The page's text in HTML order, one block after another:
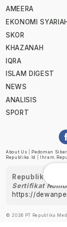
AMEERA
EKONOMI SYARIAH
SKOR
KHAZANAH
IQRA
ISLAM DIGEST
NEWS
ANALISIS
SPORT
About Us Pedoman Siber
Republika.id
Republika
Sertifikat
https://
© 2026 PT Republika